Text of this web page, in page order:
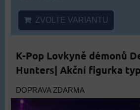
ZVOLTE VARIANTU
K-Pop Lovkyně démonů
Hunters| Akční figurka
DOPRAVA ZDARMA